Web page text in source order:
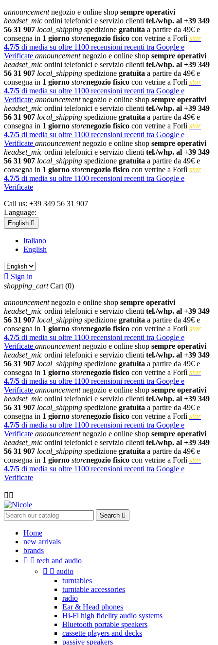
announcementnegozio e online shop sempre operativi
headset_mic ordini telefonici e servizio clienti tel./whp. al +39 349
56 31 907 local_shipping spedizione gratuita a partire da 49€ e
consegna in 1 giorno storenegozio fisico con vetrine a Forlì star
4.7/5 di media su oltre 1100 recensioni recenti tra Google e
Verificate announcementnegozio e online shop sempre operativi
headset_mic ordini telefonici e servizio clienti tel./whp. al +39 349
56 31 907 local_shipping spedizione gratuita a partire da 49€ e
consegna in 1 giorno storenegozio fisico con vetrine a Forlì star
4.7/5 di media su oltre 1100 recensioni recenti tra Google e
Verificate announcementnegozio e online shop sempre operativi
headset_mic ordini telefonici e servizio clienti tel./whp. al +39 349
56 31 907 local_shipping spedizione gratuita a partire da 49€ e
consegna in 1 giorno storenegozio fisico con vetrine a Forlì star
4.7/5 di media su oltre 1100 recensioni recenti tra Google e
Verificate announcementnegozio e online shop sempre operativi
headset_mic ordini telefonici e servizio clienti tel./whp. al +39 349
56 31 907 local_shipping spedizione gratuita a partire da 49€ e
consegna in 1 giorno storenegozio fisico con vetrine a Forlì star
4.7/5 di media su oltre 1100 recensioni recenti tra Google e
Verificate
Call us: +39 349 56 31 907
Language:
English 
Italiano
English
 Sign in
shopping_cart Cart (0)
announcementnegozio e online shop sempre operativi
headset_mic ordini telefonici e servizio clienti tel./whp. al +39 349
56 31 907 local_shipping spedizione gratuita a partire da 49€ e
consegna in 1 giorno storenegozio fisico con vetrine a Forlì star
4.7/5 di media su oltre 1100 recensioni recenti tra Google e
Verificate announcementnegozio e online shop sempre operativi
headset_mic ordini telefonici e servizio clienti tel./whp. al +39 349
56 31 907 local_shipping spedizione gratuita a partire da 49€ e
consegna in 1 giorno storenegozio fisico con vetrine a Forlì star
4.7/5 di media su oltre 1100 recensioni recenti tra Google e
Verificate announcementnegozio e online shop sempre operativi
headset_mic ordini telefonici e servizio clienti tel./whp. al +39 349
56 31 907 local_shipping spedizione gratuita a partire da 49€ e
consegna in 1 giorno storenegozio fisico con vetrine a Forlì star
4.7/5 di media su oltre 1100 recensioni recenti tra Google e
Verificate announcementnegozio e online shop sempre operativi
headset_mic ordini telefonici e servizio clienti tel./whp. al +39 349
56 31 907 local_shipping spedizione gratuita a partire da 49€ e
consegna in 1 giorno storenegozio fisico con vetrine a Forlì star
4.7/5 di media su oltre 1100 recensioni recenti tra Google e
Verificate

Search 
Home
new arrivals
brands
  tech and audio
  audio
turntables
turntable accessories
radio
Ear & Head phones
Hi-Fi high fidelity audio systems
Bluetooth portable speakers
cassette players and decks
passive speakers